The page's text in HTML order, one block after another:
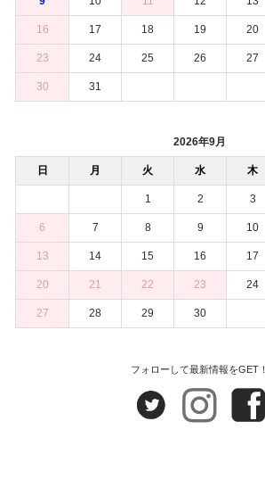
16 17 18 19 20
23 24 25 26 27
30 31
2026年9月
日 月 火 水 木
1 2 3
6 7 8 9 10
13 14 15 16 17
20 21 22 23 24
27 28 29 30
フォローして最新情報をGET！